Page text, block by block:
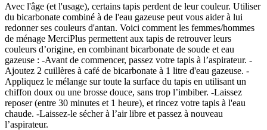
Avec l'âge (et l'usage), certains tapis perdent de leur couleur. Utiliser
du bicarbonate combiné à de l'eau gazeuse peut vous aider à lui
redonner ses couleurs d'antan. Voici comment les femmes/hommes
de ménage MerciPlus permettent aux tapis de retrouver leurs
couleurs d’origine, en combinant bicarbonate de soude et eau
gazeuse : -Avant de commencer, passez votre tapis à l’aspirateur. -
Ajoutez 2 cuillères à café de bicarbonate à 1 litre d'eau gazeuse. -
Appliquez le mélange sur toute la surface du tapis en utilisant un
chiffon doux ou une brosse douce, sans trop l’imbiber. -Laissez
reposer (entre 30 minutes et 1 heure), et rincez votre tapis à l'eau
chaude. -Laissez-le sécher à l’air libre et passez à nouveau
l’aspirateur.